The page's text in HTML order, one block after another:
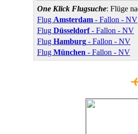
One Klick Flugsuche: Flüge
Flug Amsterdam - Fallon - NV
Flug Düsseldorf- Fallon - NV
Flug Hamburg - Fallon - NV
Flug München - Fallon - NV